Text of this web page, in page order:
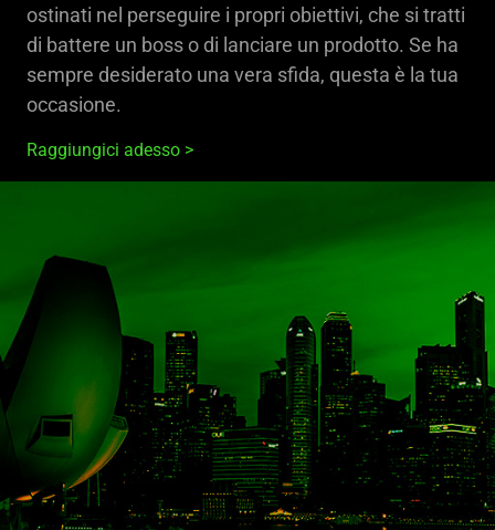
ostinati nel perseguire i propri obiettivi, che si tratti
di battere un boss o di lanciare un prodotto. Se ha
sempre desiderato una vera sfida, questa è la tua
occasione.
Raggiungici adesso